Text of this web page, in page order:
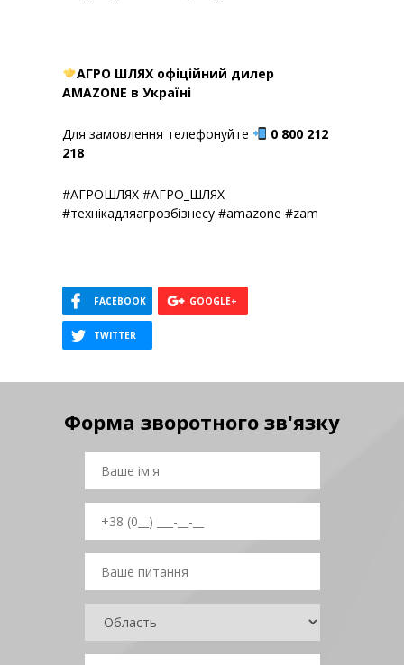
АГРО ШЛЯХ офіційний дилер
AMAZONE в Україні
Для замовлення телефонуйте
0 800 212
218
#АГРОШЛЯХ #АГРО_ШЛЯХ
#технікадляагрозбізнесу #amazone #zam
Форма зворотного зв'язку